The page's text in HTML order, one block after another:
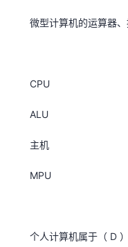
微型计算机的运算器、
CPU
ALU
主机
MPU
个人计算机属于（ D ）